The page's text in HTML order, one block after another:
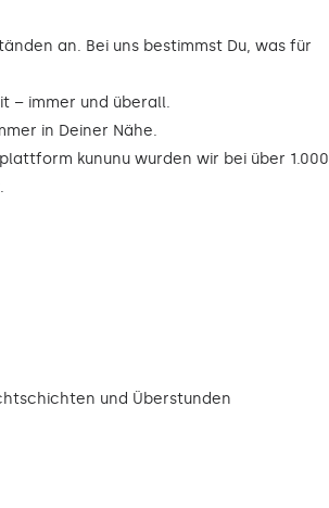
an. Bei uns bestimmst Du, was für
– immer und überall.
in Deiner Nähe.
kununu wurden wir bei über 1.000
und Überstunden